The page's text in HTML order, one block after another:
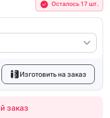
Осталось 17 шт.
Изготовить на заказ
заказ